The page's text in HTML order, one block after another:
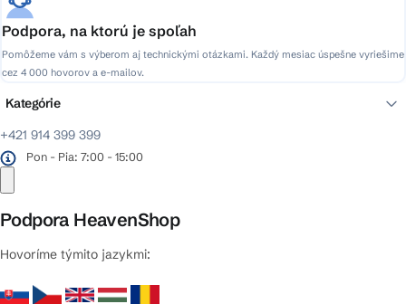
Podpora, na ktorú je spoľah
Pomôžeme vám s výberom aj technickými otázkami. Každý mesiac úspešne vyriešime
cez 4 000 hovorov a e-mailov.
+421 914 399 399
Pon - Pia: 7:00 - 15:00
Podpora HeavenShop
Hovoríme týmito jazykmi:
Kategórie